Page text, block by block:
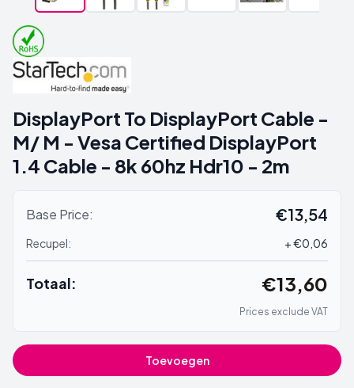
DisplayPort To DisplayPort Cable -
M/ M - Vesa Certified DisplayPort
1.4 Cable - 8k 60hz Hdr10 - 2m
Base Price: €13,54
Recupel: + €0,06
Totaal: €13,60
Prices exclude VAT
Toevoegen